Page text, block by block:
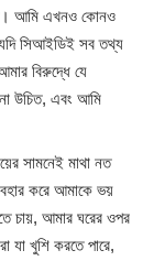
আমি এখনও কোনও
সিআইডিই সব তথ্য
বিরুদ্ধে যে
উচিত, এবং আমি
সামনেই মাথা নত
করে আমাকে ভয়
চায়, আমার ঘরের ওপর
যা খুশি করতে পারে,